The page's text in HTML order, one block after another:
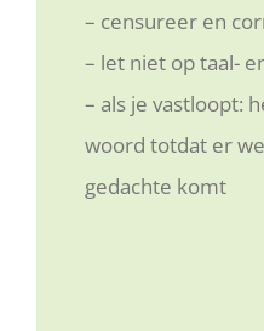
– censureer en
– let niet op taal-
– als je vastloopt:
woord totdat er
gedachte komt